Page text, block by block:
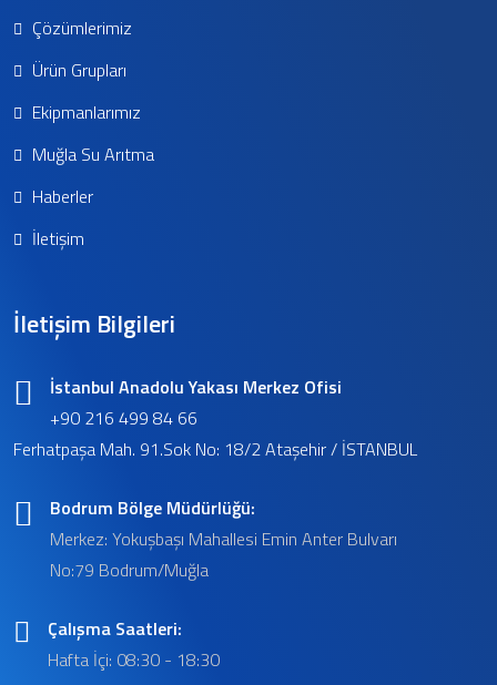
Çözümlerimiz
Ürün Grupları
Ekipmanlarımız
Muğla Su Arıtma
Haberler
İletişim
İletişim Bilgileri
İstanbul Anadolu Yakası Merkez Ofisi
+90 216 499 84 66
Ferhatpaşa Mah. 91.Sok No: 18/2 Ataşehir / İSTANBUL
Bodrum Bölge Müdürlüğü:
Merkez: Yokuşbaşı Mahallesi Emin Anter Bulvarı
No:79 Bodrum/Muğla
Çalışma Saatleri:
Hafta İçi: 08:30 - 18:30